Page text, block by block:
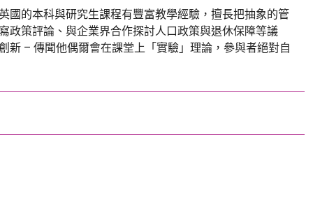
國的本科與研究生課程有豐富教學經驗，擅長把抽象的管
政策評論、與企業界合作探討人口政策與退休保障等議
– 傳聞他偶爾會在課堂上「實驗」理論，參與者絕對自